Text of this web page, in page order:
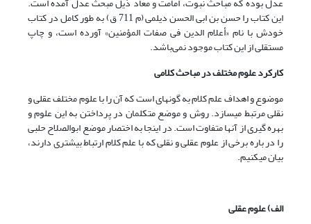
این کتاب را حسن بن ابی الحسن دیلمی (م 711 ق) به طور کامل در کتاب
خودش با نام «أعلام الدین فی صفات المؤمنین» آورده است، و چاپ
مستقلی از این کتاب موجود نمی‌باشد.
کارکرد علوم مختلف در مباحث کلامی
موضوع و اهداف علم کلام به گونه‏ای است که آن را با علوم مختلف عقلی و
نقلی مرتبط میسازد. روش و موضع متکلمان در پرداختن به این علوم و
بهره گیری از آنها متفاوت است. در اینجا به اختصار موضع ابوالصلاح حلبی
را در باره برخی از علوم عقلی و نقلی که با علم کلام ارتباط بیشتری دارند،
بیان میکنیم.
الف) علوم عقلی